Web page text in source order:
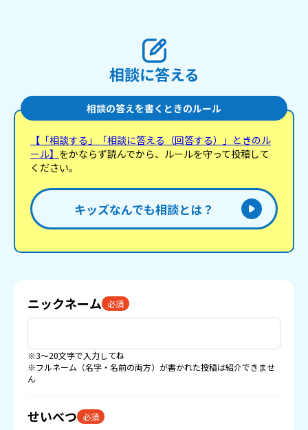
相談に答える
相談の答えを書くときのルール
【「相談する」「相談に答える（回答する）」ときのル
ール】 をかならず読んでから、ルールを守って投稿して
ください。
キッズなんでも相談とは？
ニックネーム 必須
※3〜20文字で入力してね
※フルネーム（名字・名前の両方）が書かれた投稿は紹介できませ
ん
せいべつ 必須